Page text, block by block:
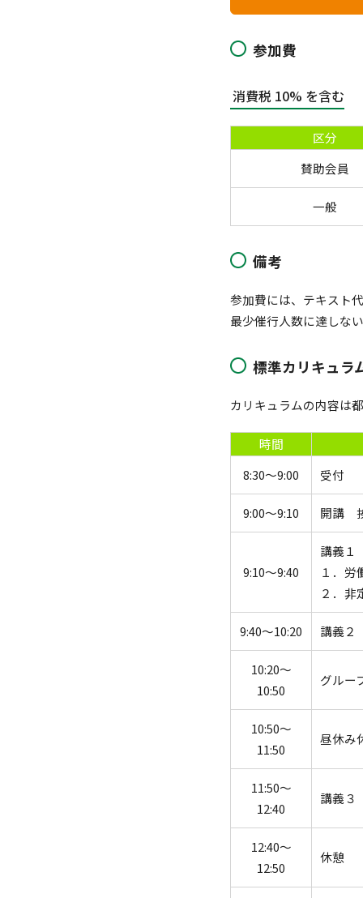
参加費
消費税 10% を含む
区分
賛助会員
一般
備考
参加費には、テキスト
最少催行人数に達しな
標準カリキュラ
カリキュラムの内容は
時間
8:30～9:00
受付
9:00～9:10 開講
9:10～9:40
講義１
１．労
２．非
9:40～10:20 講義２
10:20～
10:50
グルー
10:50～
11:50
昼休み
11:50～
12:40
講義３
12:40～
12:50
休憩